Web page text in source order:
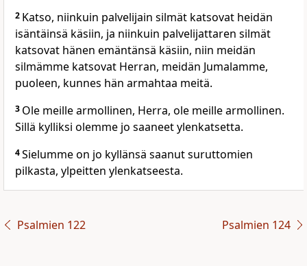
2 Katso, niinkuin palvelijain silmät katsovat heidän
isäntäinsä käsiin, ja niinkuin palvelijattaren silmät
katsovat hänen emäntänsä käsiin, niin meidän
silmämme katsovat Herran, meidän Jumalamme,
puoleen, kunnes hän armahtaa meitä.
3 Ole meille armollinen, Herra, ole meille armollinen.
Sillä kylliksi olemme jo saaneet ylenkatsetta.
4Sielumme on jo kyllänsä saanut suruttomien
pilkasta, ylpeitten ylenkatseesta.
Psalmien 122 Psalmien 124